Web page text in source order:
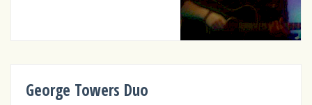
George Towers Duo